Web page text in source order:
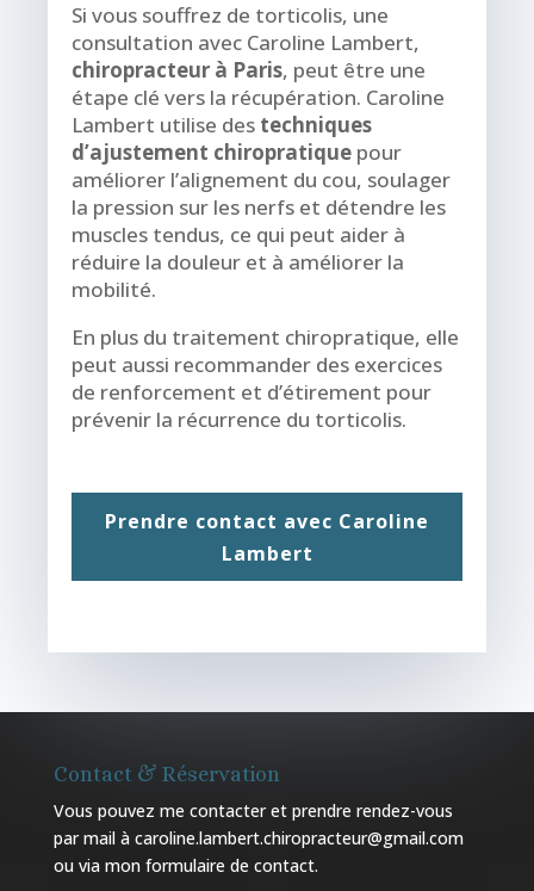
Si vous souffrez de torticolis, une
consultation avec Caroline Lambert,
chiropracteur à Paris, peut être une
étape clé vers la récupération. Caroline
Lambert utilise des techniques
d’ajustement chiropratique pour
améliorer l’alignement du cou, soulager
la pression sur les nerfs et détendre les
muscles tendus, ce qui peut aider à
réduire la douleur et à améliorer la
mobilité.
En plus du traitement chiropratique, elle
peut aussi recommander des exercices
de renforcement et d’étirement pour
prévenir la récurrence du torticolis.
Prendre contact avec Caroline
Lambert
Contact & Réservation
Vous pouvez me contacter et prendre rendez-vous
par mail à caroline.lambert.chiropracteur@gmail.com
ou via mon formulaire de contact.